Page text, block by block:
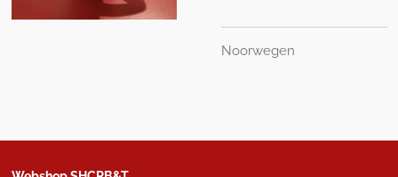
Noorwegen